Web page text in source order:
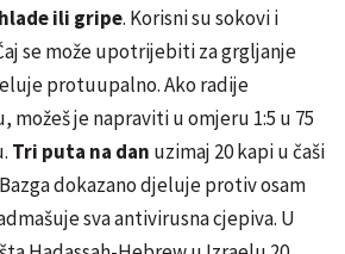
ili gripe. Korisni su sokovi i
se može upotrijebiti za grgljanje
protuupalno. Ako radije
je napraviti u omjeru 1:5 u 75
Tri puta na dan uzimaj 20 kapi u čaši
dokazano djeluje protiv osam
sva antivirusna cjepiva. U